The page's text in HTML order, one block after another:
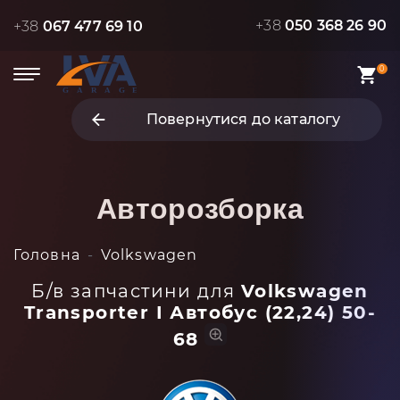
+38 067 477 69 10 +38 050 368 26 90
0
Повернутися до каталогу
Авторозборка
Головна Volkswagen
Б/в запчастини для Volkswagen
Transporter I Автобус (22,24) 50-
68